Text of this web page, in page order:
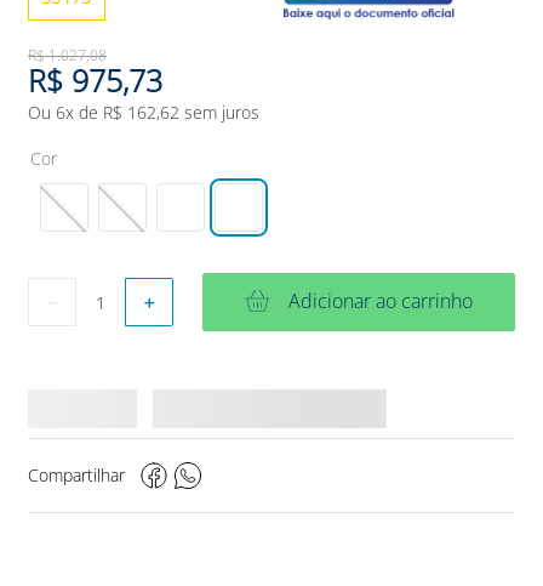
R$1.027,08
R$ 975,73
Ou 6x de R$ 162,62 sem juros
Cor
＋ Adicionar ao carrinho
Compartilhar